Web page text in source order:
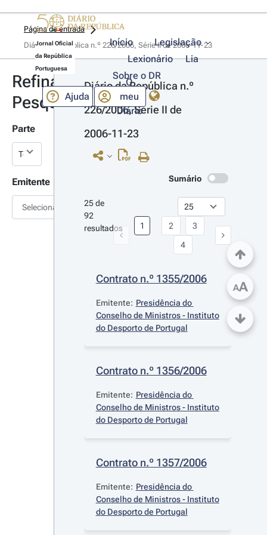
Jornal Oficial
da República
Portuguesa
Início
Legislação
Lexionário
Lia
Sobre o DR
Ajuda
O
meu
Diário
Página de entrada
Diário da República n.º 226/2006, Série II de 2006-11-23
Refinar
Pesquisa
Parte
Emitente
Selecionar
Diário da República n.º
226/2006, Série II de
2006-11-23
Sumário
25 de
92
resultados
1 2
3
4
Contrato n.º 1355/2006
Emitente: Presidência do
Conselho de Ministros - Instituto
do Desporto de Portugal
Contrato n.º 1356/2006
Emitente: Presidência do
Conselho de Ministros - Instituto
do Desporto de Portugal
Contrato n.º 1357/2006
Emitente: Presidência do
Conselho de Ministros - Instituto
do Desporto de Portugal
AA